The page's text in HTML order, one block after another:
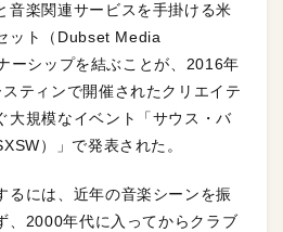
音楽関連サービスを手掛ける米
ット（Dubset Media
ーシップを結ぶことが、2016年
ティンで開催されたクリエイテ
大規模なイベント「サウス・バ
）」で発表された。
るには、近年の音楽シーンを振
、2000年代に入ってからクラブ